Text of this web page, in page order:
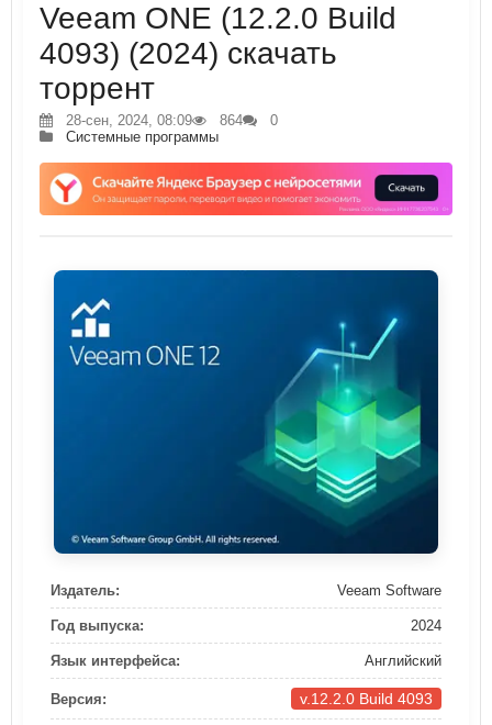
Veeam ONE (12.2.0 Build
4093) (2024) скачать
торрент
28-сен, 2024, 08:09 864
0
Системные программы
Издатель: Veeam Software
Год выпуска: 2024
Язык интерфейса: Английский
Версия: v.12.2.0 Build 4093